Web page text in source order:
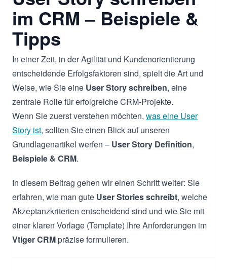
im CRM – Beispiele &
Tipps
In einer Zeit, in der Agilität und Kundenorientierung
entscheidende Erfolgsfaktoren sind, spielt die Art und
Weise, wie Sie eine User Story schreiben, eine
zentrale Rolle für erfolgreiche CRM-Projekte.
Wenn Sie zuerst verstehen möchten, was eine User
Story ist, sollten Sie einen Blick auf unseren
Grundlagenartikel werfen – User Story Definition,
Beispiele & CRM.
In diesem Beitrag gehen wir einen Schritt weiter: Sie
erfahren, wie man gute User Stories schreibt, welche
Akzeptanzkriterien entscheidend sind und wie Sie mit
einer klaren Vorlage (Template) Ihre Anforderungen im
Vtiger CRMpräzise formulieren.